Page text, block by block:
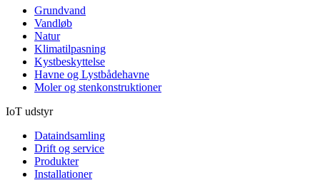
Grundvand
Vandløb
Natur
Klimatilpasning
Kystbeskyttelse
Havne og Lystbådehavne
Moler og stenkonstruktioner
IoT udstyr
Dataindsamling
Drift og service
Produkter
Installationer